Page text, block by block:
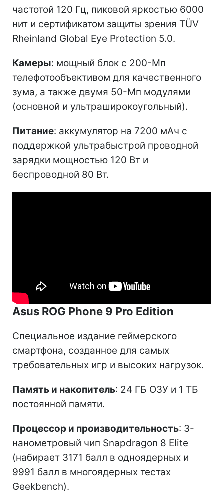
частотой 120 Гц, пиковой яркостью 6000
нит и сертификатом защиты зрения TÜV
Rheinland Global Eye Protection 5.0.
Камеры: мощный блок с 200-Мп
телефотообъективом для качественного
зума, а также двумя 50-Мп модулями
(основной и ультраширокоугольный).
Питание: аккумулятор на 7200 мАч с
поддержкой ультрабыстрой проводной
зарядки мощностью 120 Вт и
беспроводной 80 Вт.
Asus ROG Phone 9 Pro Edition
Специальное издание геймерского
смартфона, созданное для самых
требовательных игр и высоких нагрузок.
Память и накопитель: 24 ГБ ОЗУ и 1 ТБ
постоянной памяти.
Процессор и производительность: 3-
нанометровый чип Snapdragon 8 Elite
(набирает 3171 балл в одноядерных и
9991 балл в многоядерных тестах
Geekbench).